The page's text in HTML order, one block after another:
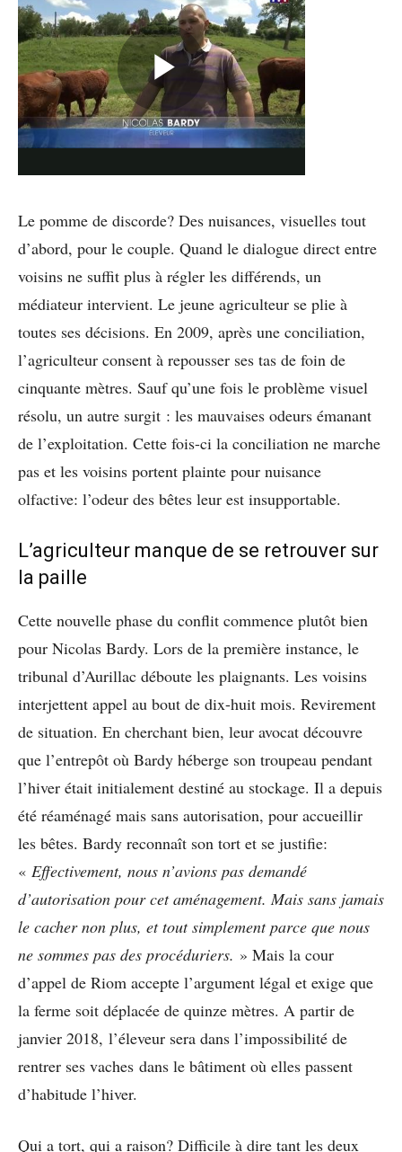
Le pomme de discorde? Des nuisances, visuelles tout
d’abord, pour le couple. Quand le dialogue direct entre
voisins ne suffit plus à régler les différends, un
médiateur intervient. Le jeune agriculteur se plie à
toutes ses décisions. En 2009, après une conciliation,
l’agriculteur consent à repousser ses tas de foin de
cinquante mètres. Sauf qu’une fois le problème visuel
résolu, un autre surgit : les mauvaises odeurs émanant
de l’exploitation. Cette fois-ci la conciliation ne marche
pas et les voisins portent plainte pour nuisance
olfactive: l’odeur des bêtes leur est insupportable.
L’agriculteur manque de se retrouver sur
la paille
Cette nouvelle phase du conflit commence plutôt bien
pour Nicolas Bardy. Lors de la première instance, le
tribunal d’Aurillac déboute les plaignants. Les voisins
interjettent appel au bout de dix-huit mois. Revirement
de situation. En cherchant bien, leur avocat découvre
que l’entrepôt où Bardy héberge son troupeau pendant
l’hiver était initialement destiné au stockage. Il a depuis
été réaménagé mais sans autorisation, pour accueillir
les bêtes. Bardy reconnaît son tort et se justifie:
« Effectivement, nous n’avions pas demandé
d’autorisation pour cet aménagement. Mais sans jamais
le cacher non plus, et tout simplement parce que nous
ne sommes pas des procéduriers. » Mais la cour
d’appel de Riom accepte l’argument légal et exige que
la ferme soit déplacée de quinze mètres. A partir de
janvier 2018, l’éleveur sera dans l’impossibilité de
rentrer ses vaches dans le bâtiment où elles passent
d’habitude l’hiver.
Qui a tort, qui a raison? Difficile à dire tant les deux